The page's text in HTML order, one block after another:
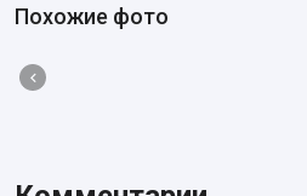
Похожие фото